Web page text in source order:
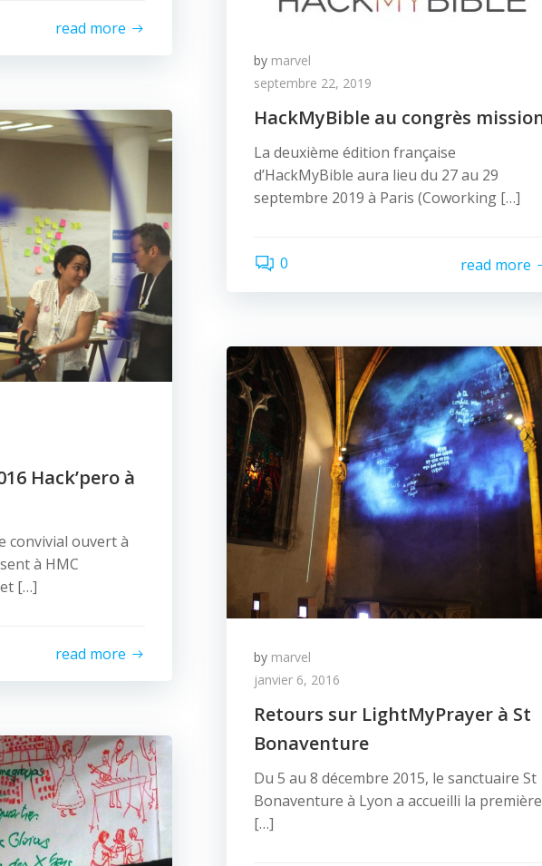
by marvel
septembre 22, 2019
HackMyBible au congrès
La deuxième édition française
d’HackMyBible aura lieu du 27 au 29
septembre 2019 à Paris (Coworking […]
0 read more
read more
Hack’pero à
convivial ouvert à
à HMC
[…]
read more by marvel
janvier 6, 2016
Retours sur LightMyPrayer à St
Bonaventure
Du 5 au 8 décembre 2015, le sanctuaire St
Bonaventure à Lyon a accueilli la première
[…]